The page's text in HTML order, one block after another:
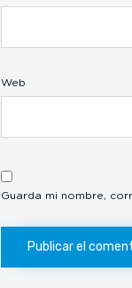
Web
Guarda mi nombre,